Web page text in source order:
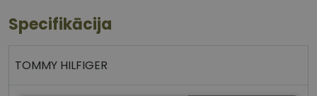
Specifikācija
TOMMY HILFIGER